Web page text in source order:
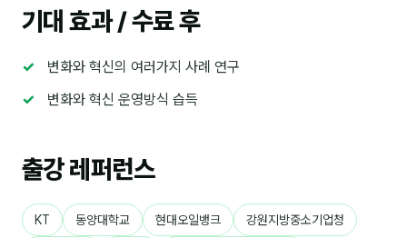
일정
용어사전
칼럼
커뮤니티
기대 효과 / 수료 후
변화와 혁신의 여러가지 사례 연구
변화와 혁신 운영방식 습득
출강 레퍼런스
KT 동양대학교 현대오일뱅크 강원지방중소기업청